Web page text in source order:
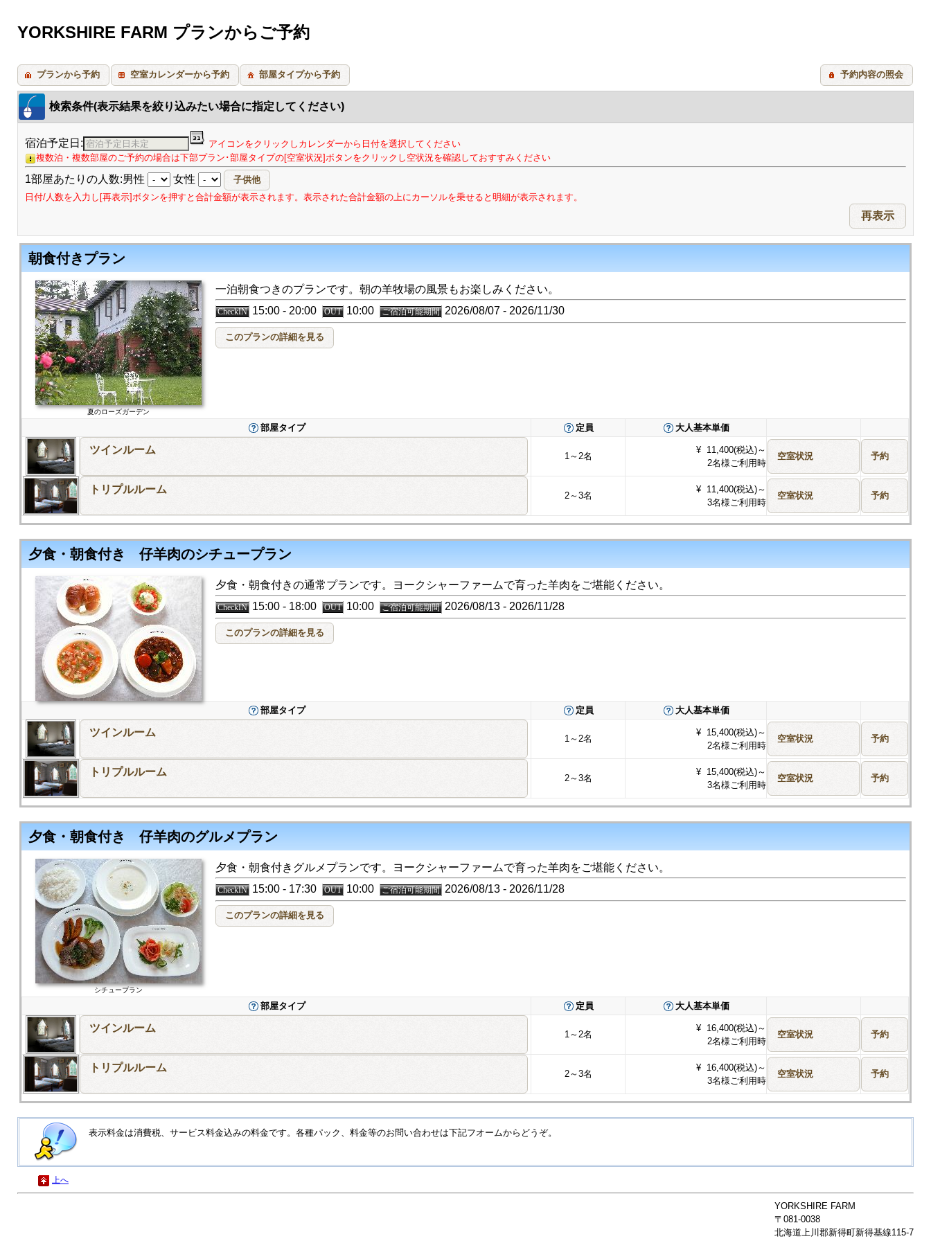
YORKSHIRE FARM プランからご予約
プランから予約 空室カレンダーから予約 部屋タイプから予約 予約内容の照会
検索条件(表示結果を絞り込みたい場合に指定してください)
宿泊予定日:
アイコンをクリックしカレンダーから日付を選択してください
複数泊・複数部屋のご予約の場合は下部プラン･部屋タイプの[空室状況]ボタンをクリックし空状況を確認しておすすみください
1部屋あたりの人数:男性 女性
日付/人数を入力し[再表示]ボタンを押すと合計金額が表示されます。表示された合計金額の上にカーソルを乗せると明細が表示されます。
朝食付きプラン
夏のローズガーデン
一泊朝食つきのプランです。朝の羊牧場の風景もお楽しみください。
CheckIN 15:00 - 20:00 OUT 10:00 ご宿泊可能期間 2026/08/07 - 2026/11/30
部屋タイプ 定員 大人基本単価
ツインルーム
1～2名
¥ 11,400(税込)～
2名様ご利用時
トリプルルーム
2～3名
¥ 11,400(税込)～
3名様ご利用時
夕食・朝食付き 仔羊肉のシチュープラン
夕食・朝食付きの通常プランです。ヨークシャーファームで育った羊肉をご堪能ください。
CheckIN 15:00 - 18:00 OUT 10:00 ご宿泊可能期間 2026/08/13 - 2026/11/28
部屋タイプ 定員 大人基本単価
ツインルーム
1～2名
¥ 15,400(税込)～
2名様ご利用時
トリプルルーム
2～3名
¥ 15,400(税込)～
3名様ご利用時
夕食・朝食付き 仔羊肉のグルメプラン
シチュープラン
夕食・朝食付きグルメプランです。ヨークシャーファームで育った羊肉をご堪能ください。
CheckIN 15:00 - 17:30 OUT 10:00 ご宿泊可能期間 2026/08/13 - 2026/11/28
部屋タイプ 定員 大人基本単価
ツインルーム
1～2名
¥ 16,400(税込)～
2名様ご利用時
トリプルルーム
2～3名
¥ 16,400(税込)～
3名様ご利用時
表示料金は消費税、サービス料金込みの料金です。各種パック、料金等のお問い合わせは下記フオームからどうぞ。
上へ
YORKSHIRE FARM
〒081-0038
北海道上川郡新得町新得基線115-7